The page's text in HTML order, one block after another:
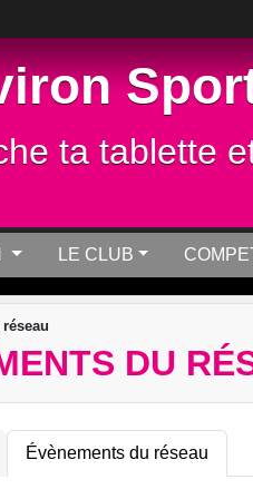
ta tablette
LE CLUB
DU
Évènements du réseau